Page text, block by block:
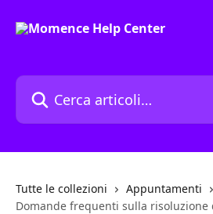
Cerca articoli…
Tutte le collezioni
Appuntamenti
Domande frequenti sulla risoluzione